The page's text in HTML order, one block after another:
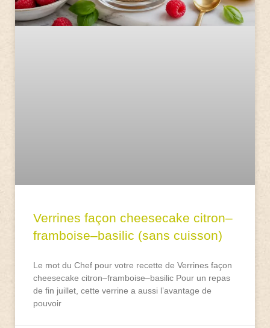
Verrines façon cheesecake citron–
framboise–basilic (sans cuisson)
Le mot du Chef pour votre recette de Verrines façon
cheesecake citron–framboise–basilic Pour un repas
de fin juillet, cette verrine a aussi l’avantage de
pouvoir